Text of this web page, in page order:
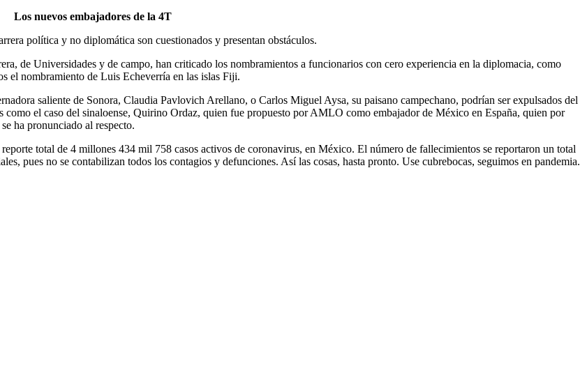
Los nuevos embajadores de la 4T
política y no diplomática son cuestionados y presentan obstáculos.
de Universidades y de campo, han criticado los nombramientos a funcionarios con cero experiencia en la diplomacia, como
el nombramiento de Luis Echeverría en las islas Fiji.
saliente de Sonora, Claudia Pavlovich Arellano, o Carlos Miguel Aysa, su paisano campechano, podrían ser expulsados del
como el caso del sinaloense, Quirino Ordaz, quien fue propuesto por AMLO como embajador de México en España, quien por
ha pronunciado al respecto.
total de 4 millones 434 mil 758 casos activos de coronavirus, en México. El número de fallecimientos se reportaron un total
pues no se contabilizan todos los contagios y defunciones. Así las cosas, hasta pronto. Use cubrebocas, seguimos en pandemia.